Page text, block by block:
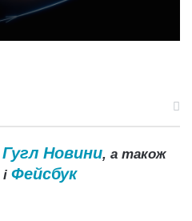
Гугл Новини, а також
і Фейсбук